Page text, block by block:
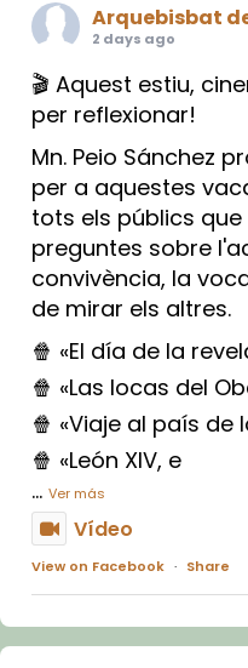
Arquebisbat
2 days ago
🎬 Aquest estiu,
per reflexionar!
Mn. Peio Sánchez
per a aquestes
tots els públics
preguntes sobre
convivència, la
de mirar els altres.
🍿 «El día de la
🍿 «Las locas del
🍿 «Viaje al país de
🍿 «León XIV, e
... Ver más
Vídeo
View on Facebook · Share
Arquebisbat